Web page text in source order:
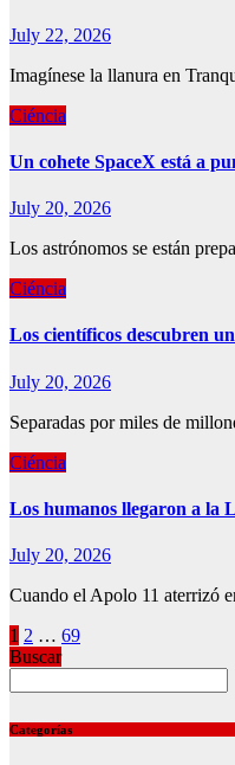
July 22, 2026
Imagínese la llanura en
Ciéncia
Un cohete SpaceX está a
July 20, 2026
Los astrónomos se están
Ciéncia
Los científicos descubren
July 20, 2026
Separadas por miles de
Ciéncia
Los humanos llegaron a la
July 20, 2026
Cuando el Apolo 11 aterrizó
Posts
pagination
1 2 … 69
Buscar
Categorías